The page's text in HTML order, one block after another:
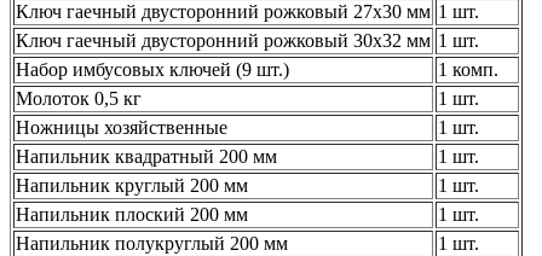
Ключ гаечный двусторонний рожковый 27х30 мм 1 шт.
Ключ гаечный двусторонний рожковый 30х32 мм 1 шт.
Набор имбусовых ключей (9 шт.)
1 комп.
Молоток 0,5 кг
1 шт.
Ножницы хозяйственные
1 шт.
Напильник квадратный 200 мм
1 шт.
Напильник круглый 200 мм
1 шт.
Напильник плоский 200 мм
1 шт.
Напильник полукруглый 200 мм
1 шт.